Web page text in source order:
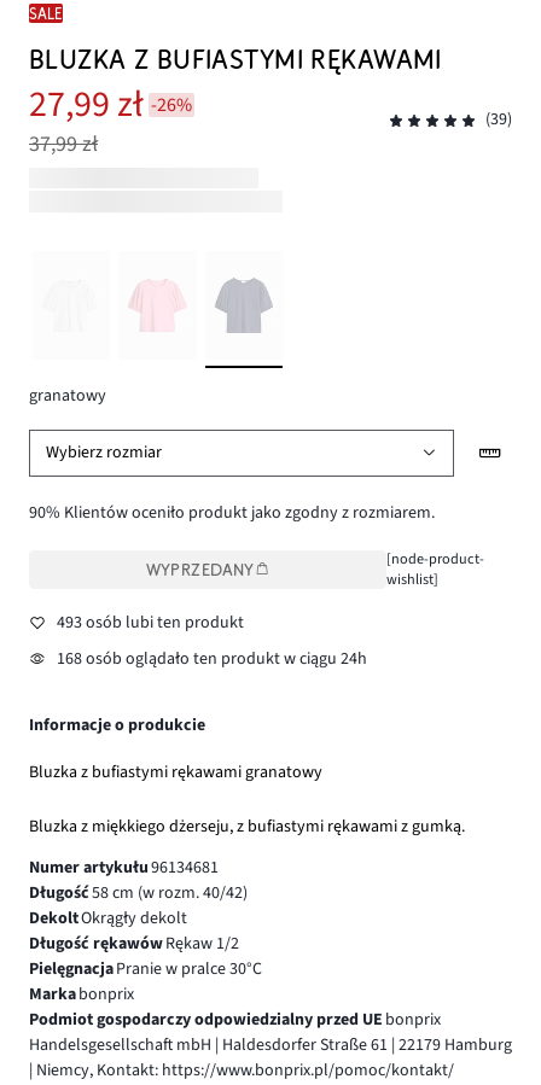
SALE
BLUZKA Z BUFIASTYMI RĘKAWAMI
27,99 zł -26%
37,99 zł
(39)
granatowy
Wybierz rozmiar
90% Klientów oceniło produkt jako zgodny z rozmiarem.
WYPRZEDANY
[node-product-
wishlist]
493 osób lubi ten produkt
168 osób oglądało ten produkt w ciągu 24h
Informacje o produkcie
Bluzka z bufiastymi rękawami granatowy
Bluzka z miękkiego dżerseju, z bufiastymi rękawami z gumką.
Numer artykułu96134681
Długość58 cm (w rozm. 40/42)
DekoltOkrągły dekolt
Długość rękawówRękaw 1/2
PielęgnacjaPranie w pralce 30°C
Markabonprix
Podmiot gospodarczy odpowiedzialny przed UE bonprix
Handelsgesellschaft mbH | Haldesdorfer Straße 61 | 22179 Hamburg
| Niemcy, Kontakt: https://www.bonprix.pl/pomoc/kontakt/